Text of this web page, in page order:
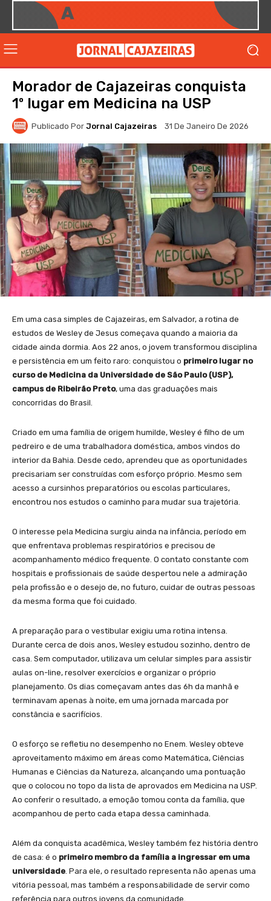
Morador de Cajazeiras conquista
1º lugar em Medicina na USP
Publicado Por Jornal Cajazeiras 31 De Janeiro De 2026
Em uma casa simples de Cajazeiras, em Salvador, a rotina de
estudos de Wesley de Jesus começava quando a maioria da
cidade ainda dormia. Aos 22 anos, o jovem transformou disciplina
e persistência em um feito raro: conquistou o primeiro lugar no
curso de Medicina da Universidade de São Paulo (USP),
campus de Ribeirão Preto, uma das graduações mais
concorridas do Brasil.
Criado em uma família de origem humilde, Wesley é filho de um
pedreiro e de uma trabalhadora doméstica, ambos vindos do
interior da Bahia. Desde cedo, aprendeu que as oportunidades
precisariam ser construídas com esforço próprio. Mesmo sem
acesso a cursinhos preparatórios ou escolas particulares,
encontrou nos estudos o caminho para mudar sua trajetória.
O interesse pela Medicina surgiu ainda na infância, período em
que enfrentava problemas respiratórios e precisou de
acompanhamento médico frequente. O contato constante com
hospitais e profissionais de saúde despertou nele a admiração
pela profissão e o desejo de, no futuro, cuidar de outras pessoas
da mesma forma que foi cuidado.
A preparação para o vestibular exigiu uma rotina intensa.
Durante cerca de dois anos, Wesley estudou sozinho, dentro de
casa. Sem computador, utilizava um celular simples para assistir
aulas on-line, resolver exercícios e organizar o próprio
planejamento. Os dias começavam antes das 6h da manhã e
terminavam apenas à noite, em uma jornada marcada por
constância e sacrifícios.
O esforço se refletiu no desempenho no Enem. Wesley obteve
aproveitamento máximo em áreas como Matemática, Ciências
Humanas e Ciências da Natureza, alcançando uma pontuação
que o colocou no topo da lista de aprovados em Medicina na USP.
Ao conferir o resultado, a emoção tomou conta da família, que
acompanhou de perto cada etapa dessa caminhada.
Além da conquista acadêmica, Wesley também fez história dentro
de casa: é o primeiro membro da família a ingressar em uma
universidade . Para ele, o resultado representa não apenas uma
vitória pessoal, mas também a responsabilidade de servir como
referência para outros jovens da comunidade.